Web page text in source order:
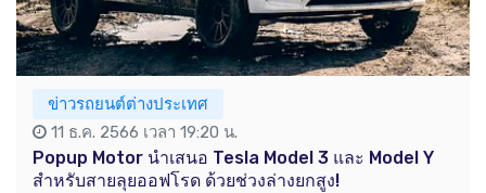
ข่าวรถยนต์ต่างประเทศ
11 ธ.ค. 2566 เวลา 19:20 น.
Popup Motor นำเสนอ Tesla Model 3 และ Model Y
สำหรับสายลุยออฟโรด ด้วยช่วงล่างยกสูง!